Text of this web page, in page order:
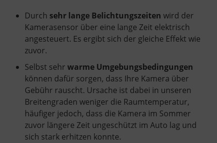
Durch sehr lange Belichtungszeiten wird der
Kamerasensor über eine lange Zeit elektrisch
angesteuert. Es ergibt sich der gleiche Effekt wie
zuvor.
Selbst sehrwarme Umgebungsbedingungen
können dafür sorgen, dass Ihre Kamera über
Gebühr rauscht. Ursache ist dabei in unseren
Breitengraden weniger die Raumtemperatur,
häufiger jedoch, dass die Kamera im Sommer
zuvor längere Zeit ungeschützt im Auto lag und
sich stark erhitzen konnte.